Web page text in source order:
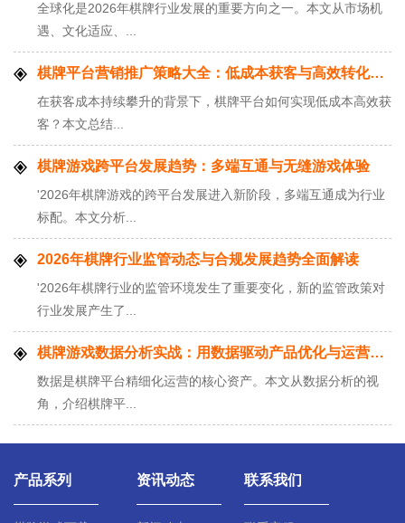
全球化是2026年棋牌行业发展的重要方向之一。本文从市场机
遇、文化适应、...
棋牌平台营销推广策略大全：低成本获客与高效转化实战方法
在获客成本持续攀升的背景下，棋牌平台如何实现低成本高效获
客？本文总结...
棋牌游戏跨平台发展趋势：多端互通与无缝游戏体验
'2026年棋牌游戏的跨平台发展进入新阶段，多端互通成为行业
标配。本文分析...
2026年棋牌行业监管动态与合规发展趋势全面解读
'2026年棋牌行业的监管环境发生了重要变化，新的监管政策对
行业发展产生了...
棋牌游戏数据分析实战：用数据驱动产品优化与运营决策
数据是棋牌平台精细化运营的核心资产。本文从数据分析的视
角，介绍棋牌平...
产品系列 资讯动态 联系我们